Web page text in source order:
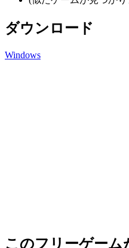
ダウンロード
Windows
このフリーゲー